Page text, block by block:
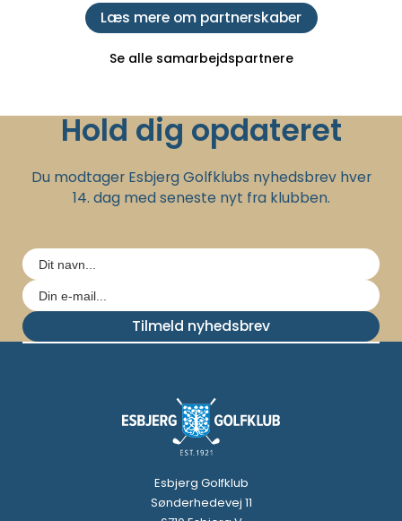
Læs mere om partnerskaber
Se alle samarbejdspartnere
Hold dig opdateret
Du modtager Esbjerg Golfklubs nyhedsbrev hver
14. dag med seneste nyt fra klubben.
Tilmeld nyhedsbrev
Esbjerg Golfklub
Sønderhedevej 11